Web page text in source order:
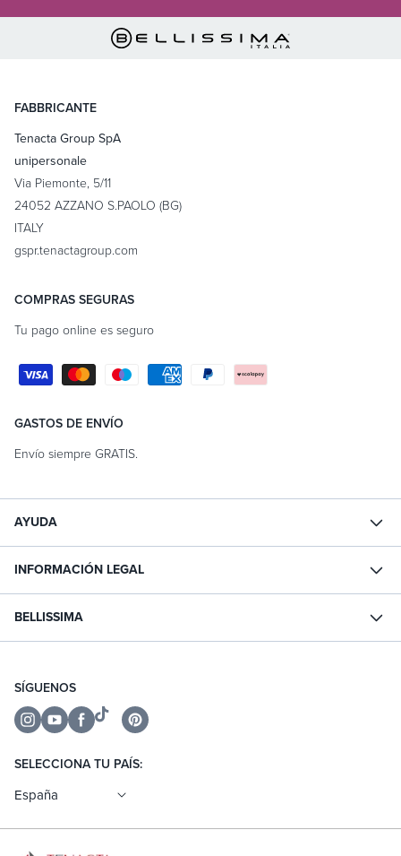
FABBRICANTE
Tenacta Group SpA
unipersonale
Via Piemonte, 5/11
24052 AZZANO S.PAOLO (BG)
ITALY
gspr.tenactagroup.com
COMPRAS SEGURAS
Tu pago online es seguro
de
GASTOS DE ENVÍO
Envío siempre GRATIS.
AYUDA
INFORMACIÓN LEGAL
BELLISSIMA
SÍGUENOS
Instagram
YouTubeFacebook
TikTokPinterest
SELECCIONA TU PAÍS:
España
Actualizar país/región